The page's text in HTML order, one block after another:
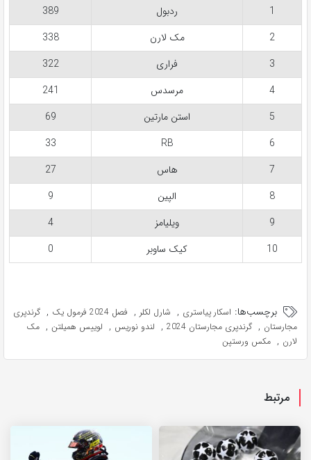
1 ردبول
389
2
مک لارن
338
3
فراری
322
4
مرسدس
241
5
استن مارتین
69
6
RB
33
7
هاس
27
8
الپین
9
9
ویلیامز
4
10
کیک ساوبر 0
برچسب‌ها: اسکار پیاستری , شارل لکلر , فصل 2024 فرمول یک , گرندپری
مجارستان , گرندپری مجارستان 2024 , لندو نوریس , لوییس همیلتن , مک
لارن , مکس ورستپن
مرتبط